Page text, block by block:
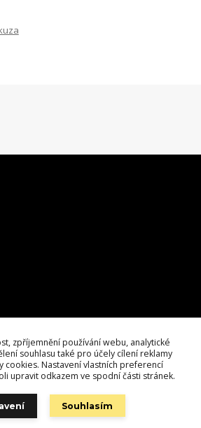
zpříjemnění používání webu, analytické
souhlasu také pro účely cílení reklamy
cookies. Nastavení vlastních preferencí
upravit odkazem ve spodní části stránek.
Souhlasím